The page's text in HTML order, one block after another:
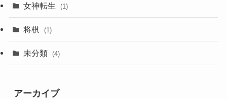
女神転生 (1)
将棋 (1)
未分類 (4)
アーカイブ